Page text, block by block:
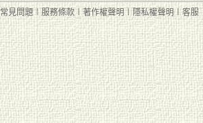
常見問題︱服務條款︱著作權聲明 ︱ 隱私權聲明 ︱ 客服